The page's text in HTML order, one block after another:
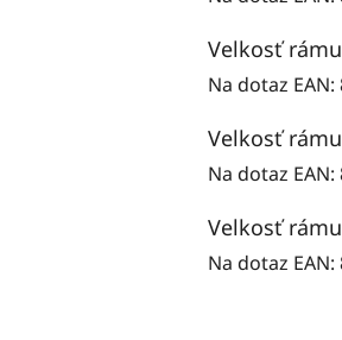
Velkosť
Na dotaz EAN:
Velkosť
Na dotaz EAN:
Velkosť
Na dotaz EAN: